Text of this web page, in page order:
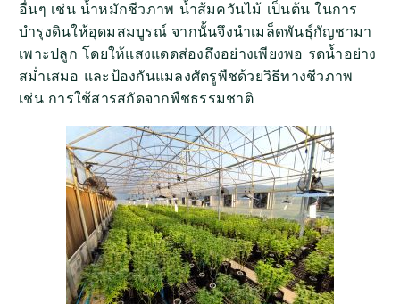
อื่นๆ เช่น น้ำหมักชีวภาพ น้ำส้มควันไม้ เป็นต้น ในการ
บำรุงดินให้อุดมสมบูรณ์ จากนั้นจึงนำเมล็ดพันธุ์กัญชามา
เพาะปลูก โดยให้แสงแดดส่องถึงอย่างเพียงพอ รดน้ำอย่าง
สม่ำเสมอ และป้องกันแมลงศัตรูพืชด้วยวิธีทางชีวภาพ
เช่น การใช้สารสกัดจากพืชธรรมชาติ